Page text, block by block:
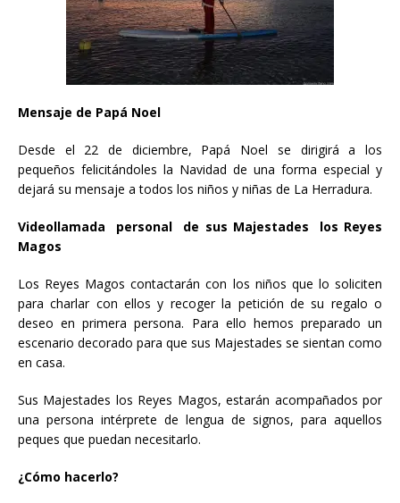
Mensaje de Papá Noel
Desde el 22 de diciembre, Papá Noel se dirigirá a los
pequeños felicitándoles la Navidad de una forma especial y
dejará su mensaje a todos los niños y niñas de La Herradura.
Videollamada personal de sus Majestades los Reyes
Magos
Los Reyes Magos contactarán con los niños que lo soliciten
para charlar con ellos y recoger la petición de su regalo o
deseo en primera persona. Para ello hemos preparado un
escenario decorado para que sus Majestades se sientan como
en casa.
Sus Majestades los Reyes Magos, estarán acompañados por
una persona intérprete de lengua de signos, para aquellos
peques que puedan necesitarlo.
¿Cómo hacerlo?